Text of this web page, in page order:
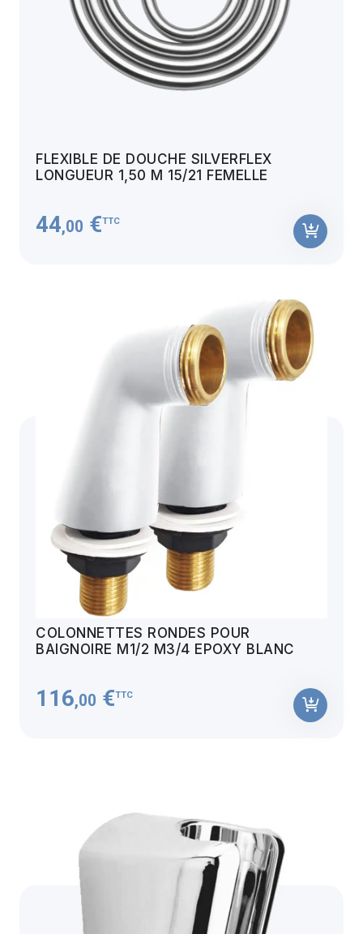
FLEXIBLE DE DOUCHE SILVERFLEX
LONGUEUR 1,50 M 15/21 FEMELLE
44,00 €TTC
COLONNETTES RONDES POUR
BAIGNOIRE M1/2 M3/4 EPOXY BLANC
116,00 €TTC